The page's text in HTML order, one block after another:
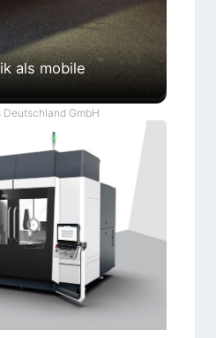
als mobile
Deutschland GmbH